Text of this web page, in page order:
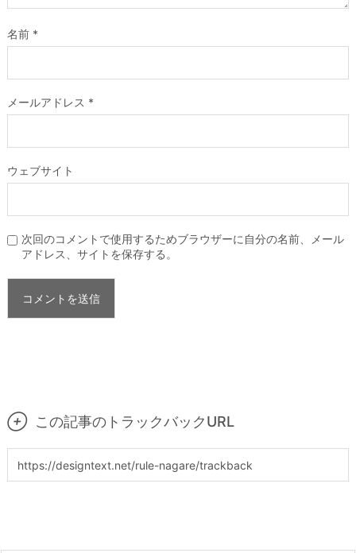
名前 *
メールアドレス *
ウェブサイト
次回のコメントで使用するためブラウザーに自分の名前、メール
アドレス、サイトを保存する。
 この記事のトラックバックURL